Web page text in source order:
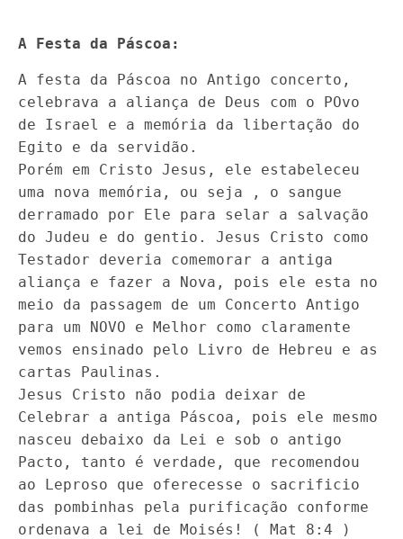
A Festa da Páscoa:
A festa da Páscoa no Antigo concerto,
celebrava a aliança de Deus com o POvo
de Israel e a memória da libertação do
Egito e da servidão.
Porém em Cristo Jesus, ele estabeleceu
uma nova memória, ou seja , o sangue
derramado por Ele para selar a salvação
do Judeu e do gentio. Jesus Cristo como
Testador deveria comemorar a antiga
aliança e fazer a Nova, pois ele esta no
meio da passagem de um Concerto Antigo
para um NOVO e Melhor como claramente
vemos ensinado pelo Livro de Hebreu e as
cartas Paulinas.
Jesus Cristo não podia deixar de
Celebrar a antiga Páscoa, pois ele mesmo
nasceu debaixo da Lei e sob o antigo
Pacto, tanto é verdade, que recomendou
ao Leproso que oferecesse o sacrificio
das pombinhas pela purificação conforme
ordenava a lei de Moisés! ( Mat 8:4 )